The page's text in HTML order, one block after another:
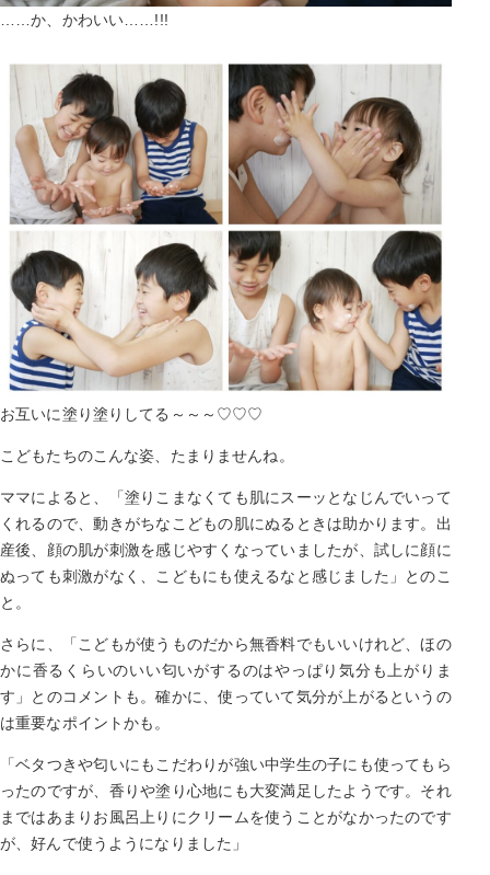
……か、かわいい……!!!
お互いに塗り塗りしてる～～～♡♡♡
こどもたちのこんな姿、たまりませんね。
ママによると、「塗りこまなくても肌にスーッとなじんでいって
くれるので、動きがちなこどもの肌にぬるときは助かります。出
産後、顔の肌が刺激を感じやすくなっていましたが、試しに顔に
ぬっても刺激がなく、こどもにも使えるなと感じました」とのこ
と。
さらに、「こどもが使うものだから無香料でもいいけれど、ほの
かに香るくらいのいい匂いがするのはやっぱり気分も上がりま
す」とのコメントも。確かに、使っていて気分が上がるというの
は重要なポイントかも。
「ベタつきや匂いにもこだわりが強い中学生の子にも使ってもら
ったのですが、香りや塗り心地にも大変満足したようです。それ
まではあまりお風呂上りにクリームを使うことがなかったのです
が、好んで使うようになりました」